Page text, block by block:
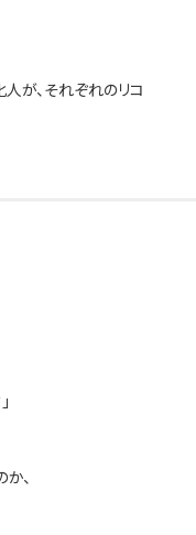
が、それぞれのリコ
バー等、幅広い世代
、